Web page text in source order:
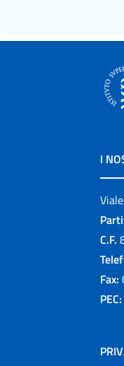
I
C.F.
Fax:
PEC: